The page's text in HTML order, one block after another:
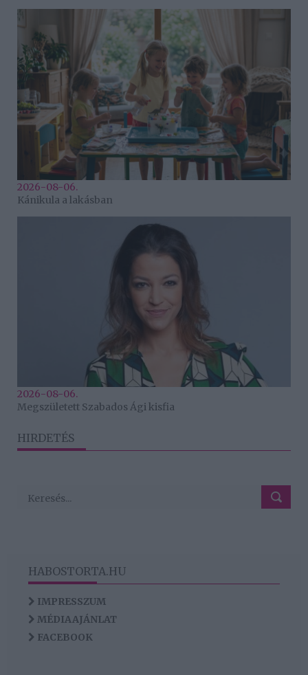
2026-08-06.
Kánikula a lakásban
2026-08-06.
Megszületett Szabados Ági kisfia
HIRDETÉS
HABOSTORTA.HU
IMPRESSZUM
MÉDIAAJÁNLAT
FACEBOOK